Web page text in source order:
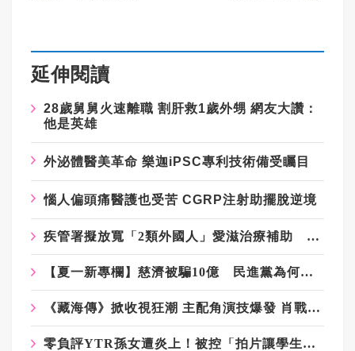
延伸閱讀
28歲舅舅火速離職 割肝救1歲外甥 網友大讚：
他是英雄
外泌體醫美革命 樂迦iPSC專利技術備受矚目
惱人偏頭痛醫護也受苦 CGRP注射助擺脫逆境
疾管署擬放寬「2類外國人」愛滋治療補助 網炸鍋：全民健保變全球健保
【夏一新專欄】慈濟被騙10億 民進黨為何急著把箭射回台中？
《藏海傳》掀收視狂潮 主配角演技爆發 肖戰不是第一
零負評YTR孫女遭炎上！被控「拍片讓學生請客」...她怒還原真相